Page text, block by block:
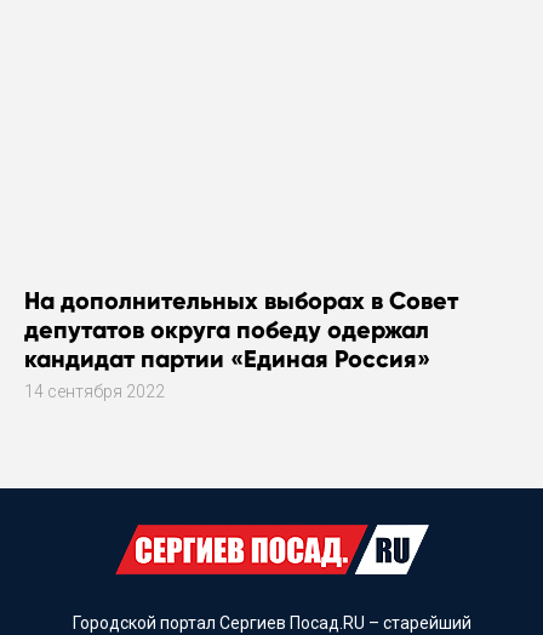
На дополнительных выборах в Совет
депутатов округа победу одержал
кандидат партии «Единая Россия»
14 сентября 2022
Городской портал Сергиев Посад.RU – старейший